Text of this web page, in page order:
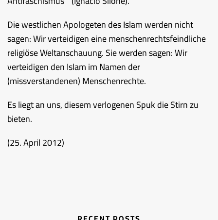
Die westlichen Apologeten des Islam werden nicht
sagen: Wir verteidigen eine menschenrechtsfeindliche
religiöse Weltanschauung. Sie werden sagen: Wir
verteidigen den Islam im Namen der
(missverstandenen) Menschenrechte.
Es liegt an uns, diesem verlogenen Spuk die Stirn zu
bieten.
(25. April 2012)